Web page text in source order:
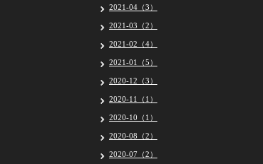
2021-04（3）
2021-03（2）
2021-02（4）
2021-01（5）
2020-12（3）
2020-11（1）
2020-10（1）
2020-08（2）
2020-07（2）